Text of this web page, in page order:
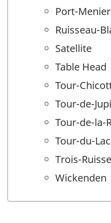
Port-Menier
Ruisseau-
Satellite
Table Head
Tour-
Tour-de-
Tour-de-la-
Tour-du-
Trois-
Wickenden